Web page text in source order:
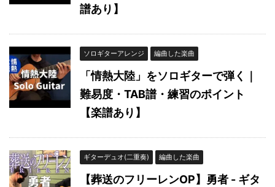
譜あり】
ソロギターアレンジ 編曲した楽曲
「情熱大陸」をソロギターで弾く｜
難易度・TAB譜・練習のポイント
【楽譜あり】
ギターデュオ(二重奏) 編曲した楽曲
【葬送のフリーレンOP】勇者 - ギタ